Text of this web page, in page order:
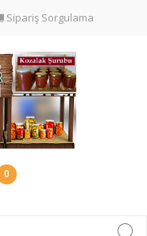
Sipariş Sorgulama
0